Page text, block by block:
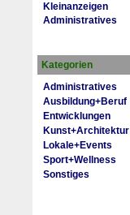
Kleinanzeigen
Administratives
Kategorien
Administratives
Ausbildung+Beruf
Entwicklungen
Kunst+Architektur
Lokale+Events
Sport+Wellness
Sonstiges